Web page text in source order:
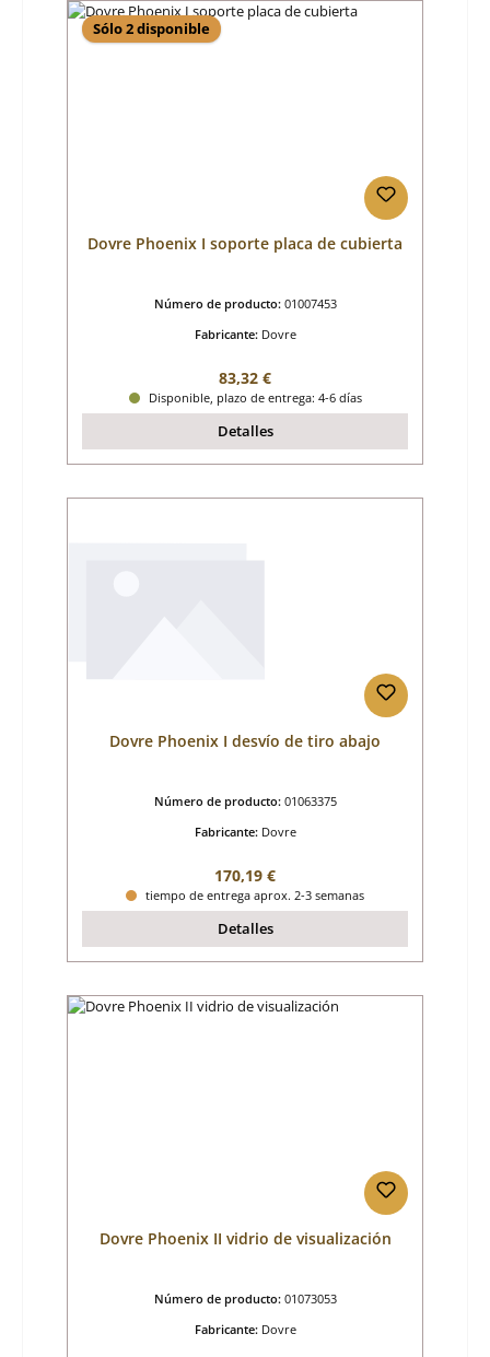
Sólo 2 disponible
Dovre Phoenix I soporte placa de cubierta
Número de producto: 01007453
Fabricante: Dovre
Precio normal:
83,32 €
Disponible, plazo de entrega: 4-6 días
Detalles
Dovre Phoenix I desvío de tiro abajo
Número de producto: 01063375
Fabricante: Dovre
Precio normal:
170,19 €
tiempo de entrega aprox. 2-3 semanas
Detalles
Dovre Phoenix II vidrio de visualización
Número de producto: 01073053
Fabricante: Dovre